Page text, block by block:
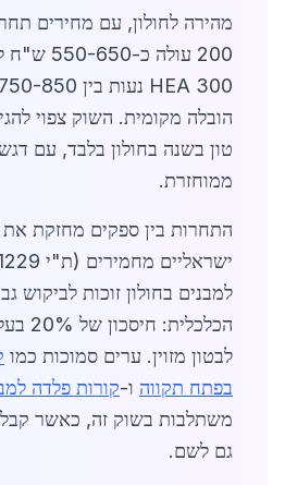
200 עולה
טון בשנה בחולון בלבד, עם
ממוחזרת.
התחרות בין ספקים מחזקת
למבנים בחולון זוכות לביקוש
לבטון מזוין. ערים סמוכות כמו
בפתח תקווה ו-קורות פלדה
משתלבות בשוק זה, כאשר
גם לשם.